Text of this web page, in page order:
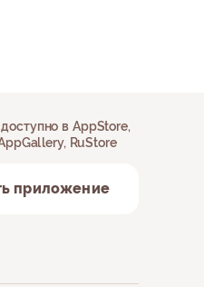
в AppStore,
RuStore
приложение